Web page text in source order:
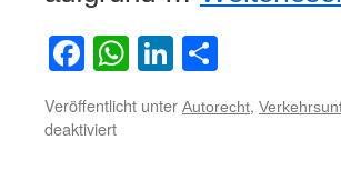
Facebook
WhatsApp
LinkedIn
Veröffentlicht unter Autorecht,
deaktiviertfür